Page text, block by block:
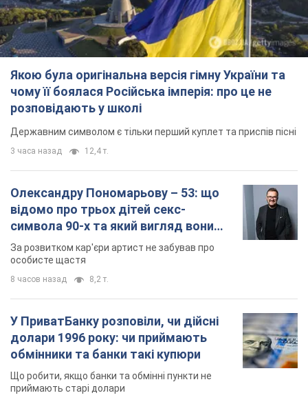
Якою була оригінальна версія гімну України та
чому її боялася Російська імперія: про це не
розповідають у школі
Державним символом є тільки перший куплет та приспів пісні
3 часа назад 12,4 т.
Олександру Пономарьову – 53: що
відомо про трьох дітей секс-
символа 90-х та який вигляд вони
мають
За розвитком кар'єри артист не забував про
особисте щастя
8 часов назад 8,2 т.
У ПриватБанку розповіли, чи дійсні
долари 1996 року: чи приймають
обмінники та банки такі купюри
Що робити, якщо банки та обмінні пункти не
приймають старі долари